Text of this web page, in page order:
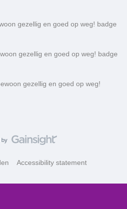
gezellig en goed op weg! badge
gezellig en goed op weg! badge
gezellig en goed op weg!
Accessibility statement